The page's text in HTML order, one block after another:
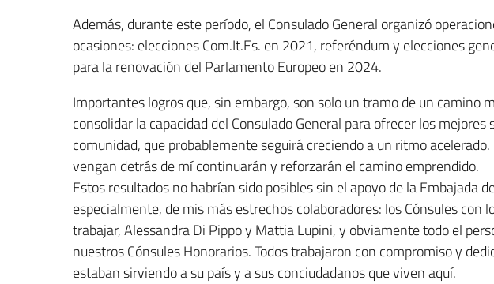
Además, durante este período, el Consulado General organizó
ocasiones: elecciones Com.It.Es. en 2021, referéndum y elecciones
para la renovación del Parlamento Europeo en 2024.
Importantes logros que, sin embargo, son solo un tramo de un camino
consolidar la capacidad del Consulado General para ofrecer los
comunidad, que probablemente seguirá creciendo a un ritmo
vengan detrás de mí continuarán y reforzarán el camino emprendido.
Estos resultados no habrían sido posibles sin el apoyo de la Embajada
especialmente, de mis más estrechos colaboradores: los Cónsules con
trabajar, Alessandra Di Pippo y Mattia Lupini, y obviamente todo el
nuestros Cónsules Honorarios. Todos trabajaron con compromiso y
estaban sirviendo a su país y a sus conciudadanos que viven aquí.